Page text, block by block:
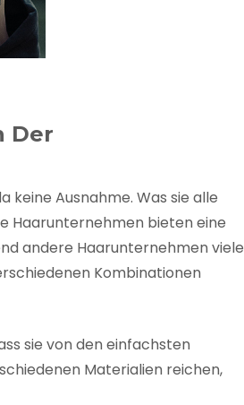
Farbkarte
Der
keine Ausnahme. Was sie alle
Haarunternehmen bieten eine
andere Haarunternehmen viele
Kombinationen
sie von den einfachsten
Materialien reichen,